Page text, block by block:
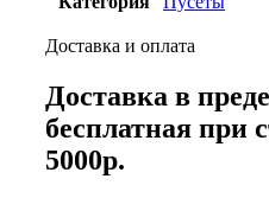
Доставка и оплата
Доставка в
бесплатная при
5000р.